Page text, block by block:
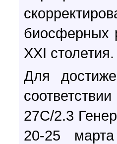
биосферных
XXI столетия.
Для
27С/2.3
20-25